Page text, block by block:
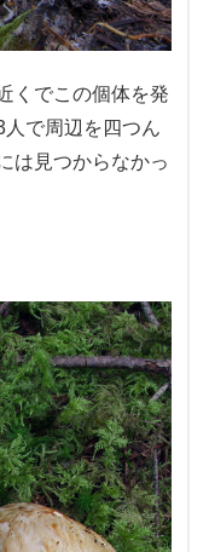
くでこの個体を発
で周辺を四つん
は見つからなかっ